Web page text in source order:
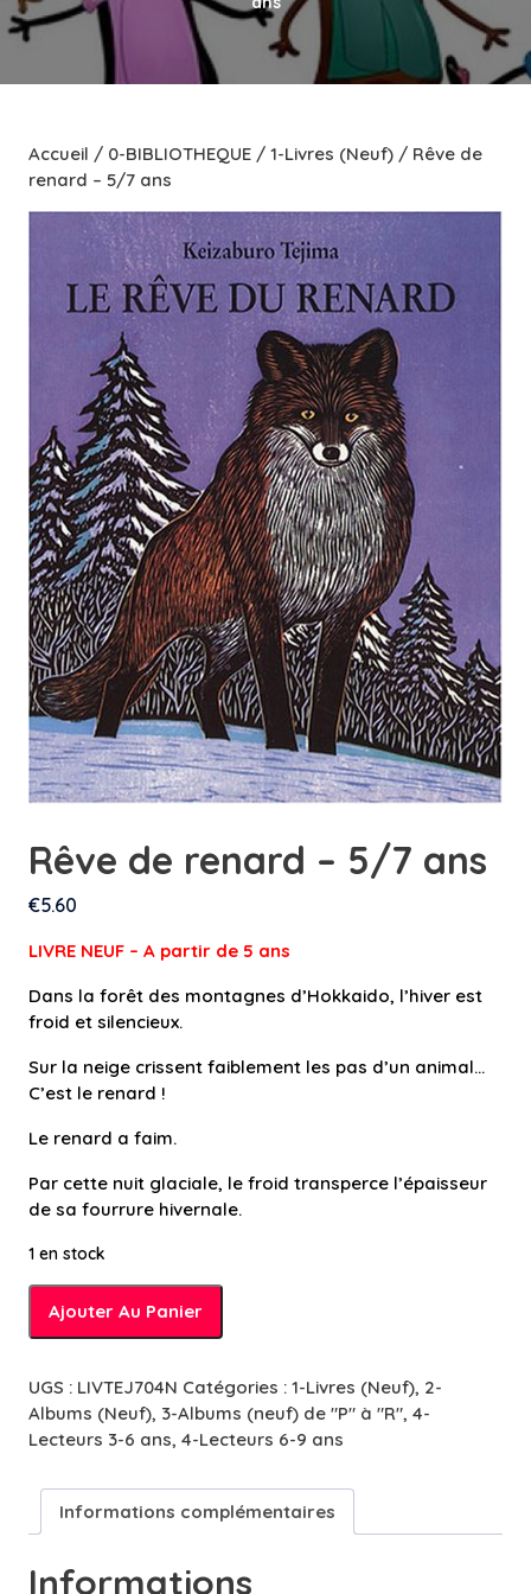
Accueil / 0-BIBLIOTHEQUE / 1-Livres (Neuf) / Rêve de
renard – 5/7 ans
Rêve de renard – 5/7 ans
€5.60
LIVRE NEUF – A partir de 5 ans
Dans la forêt des montagnes d’Hokkaido, l’hiver est
froid et silencieux.
Sur la neige crissent faiblement les pas d’un animal…
C’est le renard !
Le renard a faim.
Par cette nuit glaciale, le froid transperce l’épaisseur
de sa fourrure hivernale.
1 en stock
quantité
de
renard
-
5/7
Ajouter Au Panier
UGS : LIVTEJ704N Catégories : 1-Livres (Neuf), 2-
Albums (Neuf), 3-Albums (neuf) de "P" à "R", 4-
Lecteurs 3-6 ans, 4-Lecteurs 6-9 ans
Informations complémentaires
Informations